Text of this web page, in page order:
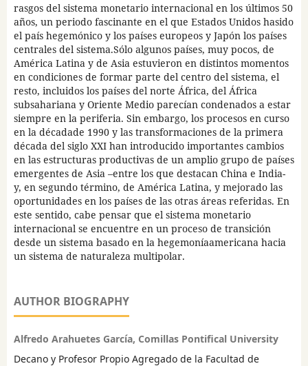
rasgos del sistema monetario internacional en los últimos 50
años, un periodo fascinante en el que Estados Unidos hasido
el país hegemónico y los países europeos y Japón los países
centrales del sistema.Sólo algunos países, muy pocos, de
América Latina y de Asia estuvieron en distintos momentos
en condiciones de formar parte del centro del sistema, el
resto, incluidos los países del norte África, del África
subsahariana y Oriente Medio parecían condenados a estar
siempre en la periferia. Sin embargo, los procesos en curso
en la décadade 1990 y las transformaciones de la primera
década del siglo XXI han introducido importantes cambios
en las estructuras productivas de un amplio grupo de países
emergentes de Asia –entre los que destacan China e India-
y, en segundo término, de América Latina, y mejorado las
oportunidades en los países de las otras áreas referidas. En
este sentido, cabe pensar que el sistema monetario
internacional se encuentre en un proceso de transición
desde un sistema basado en la hegemoníaamericana hacia
un sistema de naturaleza multipolar.
AUTHOR BIOGRAPHY
Alfredo Arahuetes García, Comillas Pontifical University
Decano y Profesor Propio Agregado de la Facultad de